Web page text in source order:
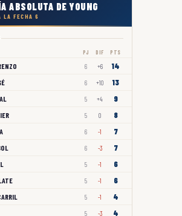
ABSOLUTA DE YOUNG
FECHA 6
PJ DIF PTS
6 +6 14
6 +10 13
5 +4 9
5 0 8
6 -1 7
6 -3 7
5 -1 6
5 -1 6
5 -1 4
5 -3 4